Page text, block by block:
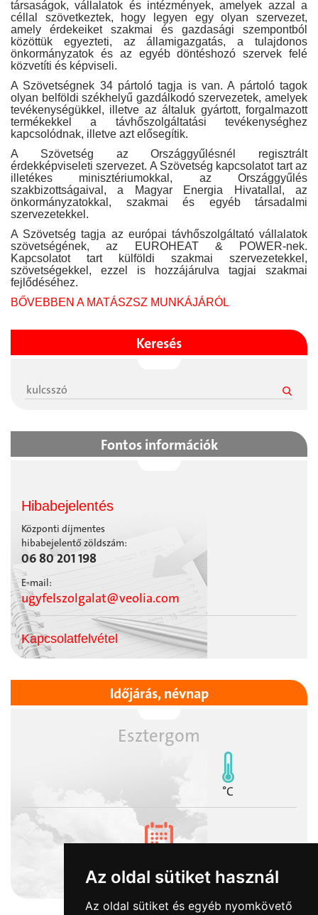
Az oldal sütiket használ
Az oldal sütiket és egyéb nyomkövető
társaságok, vállalatok és intézmények, amelyek azzal a
céllal szövetkeztek, hogy legyen egy olyan szervezet,
amely érdekeiket szakmai és gazdasági szempontból
közöttük egyezteti, az államigazgatás, a tulajdonos
önkormányzatok és az egyéb döntéshozó szervek felé
közvetíti és képviseli.
A Szövetségnek 34 pártoló tagja is van. A pártoló tagok
olyan belföldi székhelyű gazdálkodó szervezetek, amelyek
tevékenységükkel, illetve az általuk gyártott, forgalmazott
termékekkel a távhőszolgáltatási tevékenységhez
kapcsolódnak, illetve azt elősegítik.
A Szövetség az Országgyűlésnél regisztrált
érdekképviseleti szervezet. A Szövetség kapcsolatot tart az
illetékes minisztériumokkal, az Országgyűlés
szakbizottságaival, a Magyar Energia Hivatallal, az
önkormányzatokkal, szakmai és egyéb társadalmi
szervezetekkel.
A Szövetség tagja az európai távhőszolgáltató vállalatok
szövetségének, az EUROHEAT & POWER-nek.
Kapcsolatot tart külföldi szakmai szervezetekkel,
szövetségekkel, ezzel is hozzájárulva tagjai szakmai
fejlődéséhez.
BŐVEBBEN A MATÁSZSZ MUNKÁJÁRÓL
Keresés
Fontos információk
Hibabejelentés
Központi díjmentes
hibabejelentő zöldszám:
06 80 201 198
E-mail:
ugyfelszolgalat@veolia.com
Kapcsolatfelvétel
Időjárás, névnap
Esztergom
°C
Lőrinc napja